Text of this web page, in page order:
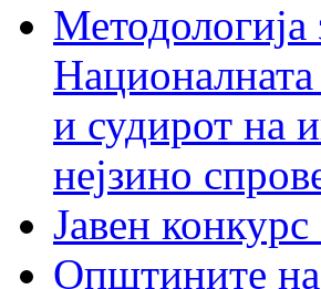
Методологија
Националната
и судирот на
нејзино
Јавен
Општините на